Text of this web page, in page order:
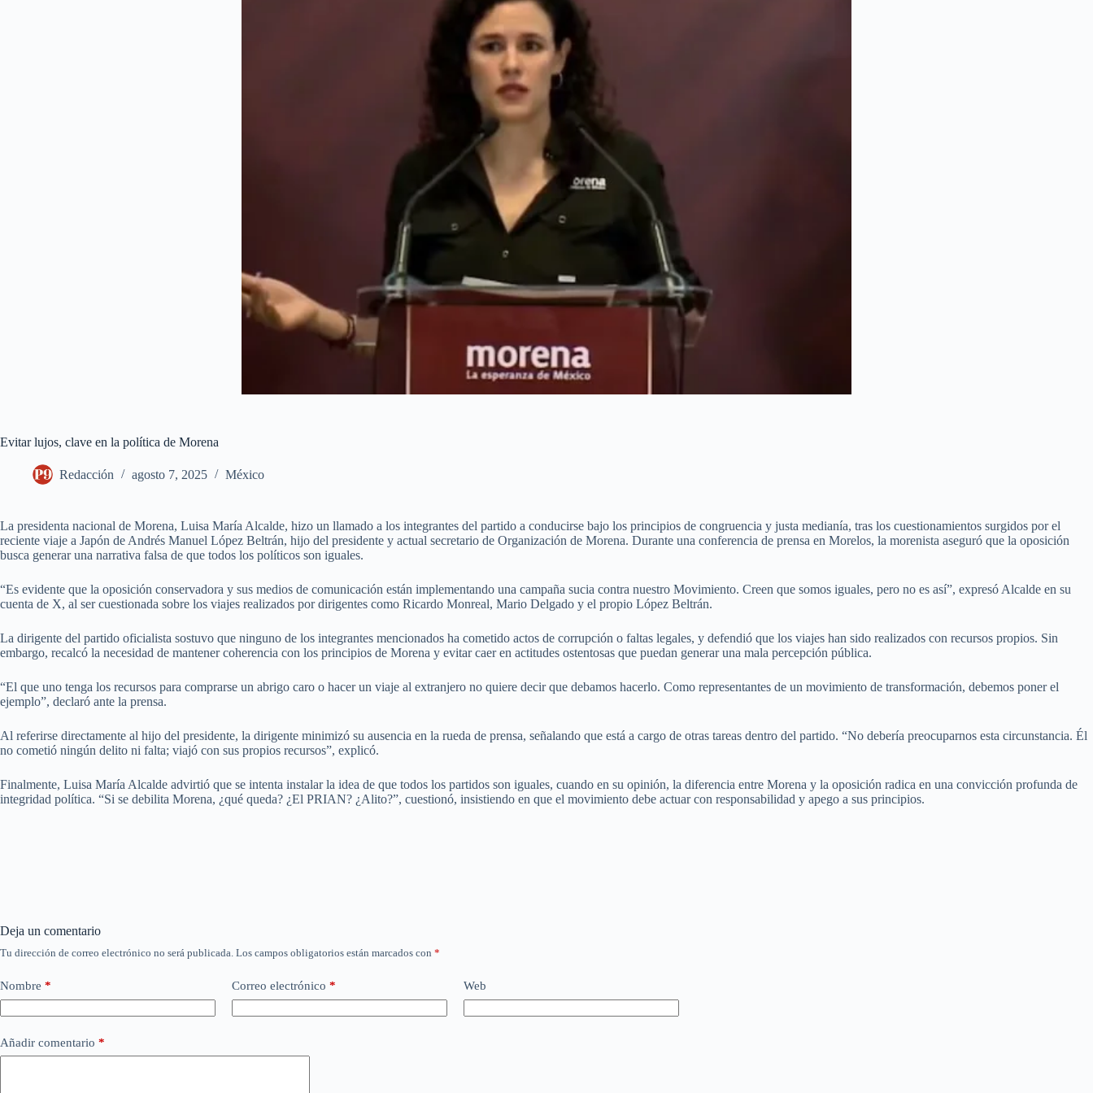
Evitar lujos, clave en la política de Morena
Redacción agosto 7, 2025 México
La presidenta nacional de Morena, Luisa María Alcalde, hizo un llamado a los integrantes del partido a conducirse bajo los principios de congruencia y justa medianía, tras los cuestionamientos surgidos por el
reciente viaje a Japón de Andrés Manuel López Beltrán, hijo del presidente y actual secretario de Organización de Morena. Durante una conferencia de prensa en Morelos, la morenista aseguró que la oposición
busca generar una narrativa falsa de que todos los políticos son iguales.
“Es evidente que la oposición conservadora y sus medios de comunicación están implementando una campaña sucia contra nuestro Movimiento. Creen que somos iguales, pero no es así”, expresó Alcalde en su
cuenta de X, al ser cuestionada sobre los viajes realizados por dirigentes como Ricardo Monreal, Mario Delgado y el propio López Beltrán.
La dirigente del partido oficialista sostuvo que ninguno de los integrantes mencionados ha cometido actos de corrupción o faltas legales, y defendió que los viajes han sido realizados con recursos propios. Sin
embargo, recalcó la necesidad de mantener coherencia con los principios de Morena y evitar caer en actitudes ostentosas que puedan generar una mala percepción pública.
“El que uno tenga los recursos para comprarse un abrigo caro o hacer un viaje al extranjero no quiere decir que debamos hacerlo. Como representantes de un movimiento de transformación, debemos poner el
ejemplo”, declaró ante la prensa.
Al referirse directamente al hijo del presidente, la dirigente minimizó su ausencia en la rueda de prensa, señalando que está a cargo de otras tareas dentro del partido. “No debería preocuparnos esta circunstancia. Él
no cometió ningún delito ni falta; viajó con sus propios recursos”, explicó.
Finalmente, Luisa María Alcalde advirtió que se intenta instalar la idea de que todos los partidos son iguales, cuando en su opinión, la diferencia entre Morena y la oposición radica en una convicción profunda de
integridad política. “Si se debilita Morena, ¿qué queda? ¿El PRIAN? ¿Alito?”, cuestionó, insistiendo en que el movimiento debe actuar con responsabilidad y apego a sus principios.
Deja un comentario
Tu dirección de correo electrónico no será publicada. Los campos obligatorios están marcados con *
Nombre * Correo electrónico * Web
Añadir comentario *